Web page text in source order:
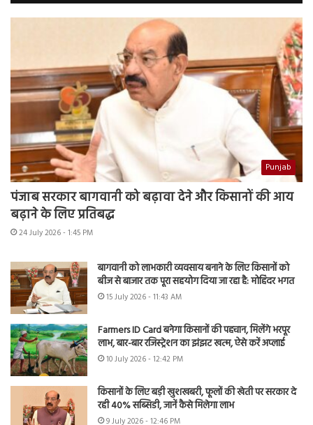
Punjab
पंजाब सरकार बागवानी को बढ़ावा देने और किसानों की आय
बढ़ाने के लिए प्रतिबद्ध
24 July 2026 - 1:45 PM
बागवानी को लाभकारी व्यवसाय बनाने के लिए किसानों को
बीज से बाजार तक पूरा सहयोग दिया जा रहा है: मोहिंदर भगत
15 July 2026 - 11:43 AM
Farmers ID Card बनेगा किसानों की पहचान, मिलेंगे भरपूर
लाभ, बार-बार रजिस्ट्रेशन का झंझट खत्म, ऐसे करें अप्लाई
10 July 2026 - 12:42 PM
किसानों के लिए बड़ी खुशखबरी, फूलों की खेती पर सरकार दे
रही 40% सब्सिडी, जानें कैसे मिलेगा लाभ
9 July 2026 - 12:46 PM